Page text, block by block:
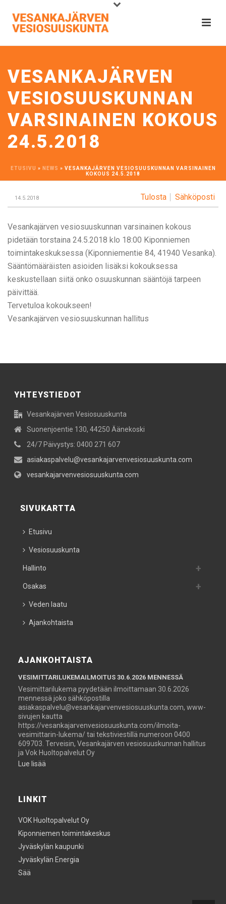
VESANKAJÄRVEN
VESIOSUUSKUNNAN
VARSINAINEN KOKOUS
24.5.2018
ETUSIVU » NEWS » VESANKAJÄRVEN VESIOSUUSKUNNAN VARSINAINEN
KOKOUS 24.5.2018
Tulosta Sähköposti
14.5.2018
Vesankajärven vesiosuuskunnan varsinainen kokous
pidetään torstaina 24.5.2018 klo 18:00 Kiponniemen
toimintakeskuksessa (Kiponniementie 84, 41940 Vesanka).
Sääntömääräisten asioiden lisäksi kokouksessa
keskustellaan siitä onko osuuskunnan sääntöjä tarpeen
päivittää.
Tervetuloa kokoukseen!
Vesankajärven vesiosuuskunnan hallitus
YHTEYSTIEDOT
Vesankajärven Vesiosuuskunta
Suonenjoentie 130, 44250 Äänekoski
24/7 Päivystys: 0400 271 607
asiakaspalvelu@vesankajarvenvesiosuuskunta.com
vesankajarvenvesiosuuskunta.com
SIVUKARTTA
Etusivu
Vesiosuuskunta
Hallinto
Osakas
Veden laatu
Ajankohtaista
AJANKOHTAISTA
VESIMITTARILUKEMAILMOITUS 30.6.2026 MENNESSÄ
Vesimittarilukema pyydetään ilmoittamaan 30.6.2026
mennessä joko sähköpostilla
asiakaspalvelu@vesankajarvenvesiosuuskunta.com, www-
sivujen kautta
https://vesankajarvenvesiosuuskunta.com/ilmoita-
vesimittarin-lukema/ tai tekstiviestillä numeroon 0400
609703. Terveisin, Vesankajärven vesiosuuskunnan hallitus
ja Vok Huoltopalvelut Oy
Lue lisää
LINKIT
VOK Huoltopalvelut Oy
Kiponniemen toimintakeskus
Jyväskylän kaupunki
Jyväskylän Energia
Sää